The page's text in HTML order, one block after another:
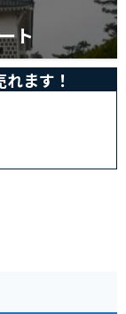
ト
ます！